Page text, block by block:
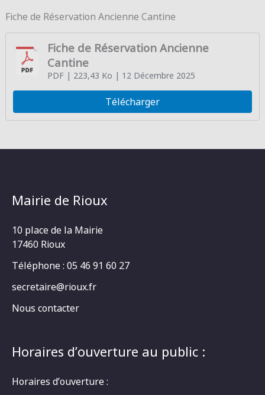
Fiche de Réservation Ancienne Cantine
Fiche de Réservation Ancienne
Cantine
PDF| 223,43 Ko | 12 Décembre 2025
Télécharger
Mairie de Rioux
10 place de la Mairie
17460 Rioux
Téléphone : 05 46 91 60 27
secretaire@rioux.fr
Nous contacter
Horaires d’ouverture au public :
Horaires d’ouverture :